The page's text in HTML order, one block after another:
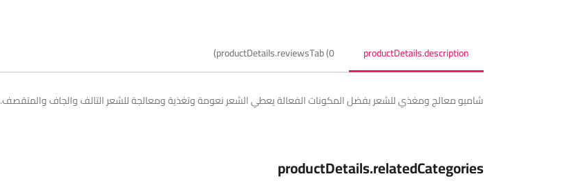
productDetails.description
productDetails.reviewsTab (0)
شامبو معالج ومغذي للشعر بفضل المكونات الفعالة يعطي الشعر نعومة وتغذية ومعالجة للشعر التالف والجاف والمتقصف.
productDetails.relatedCategories